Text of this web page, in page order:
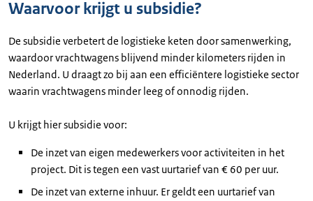
Waarvoor krijgt u subsidie?
De subsidie verbetert de logistieke keten door samenwerking,
waardoor vrachtwagens blijvend minder kilometers rijden in
Nederland. U draagt zo bij aan een efficiëntere logistieke sector
waarin vrachtwagens minder leeg of onnodig rijden.
U krijgt hier subsidie voor:
De inzet van eigen medewerkers voor activiteiten in het
project. Dit is tegen een vast uurtarief van € 60 per uur.
De inzet van externe inhuur. Er geldt een uurtarief van